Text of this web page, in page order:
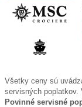
Všetky ceny sú
servisných poplatkov.
Povinné servisné